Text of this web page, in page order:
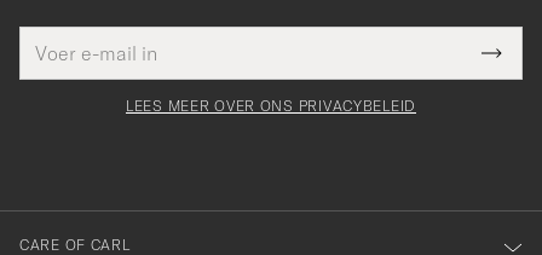
mailadres
veldBedankt
voor
onze
nieuwsbrief!
LEES MEER OVER ONS PRIVACYBELEID
CARE OF CARL